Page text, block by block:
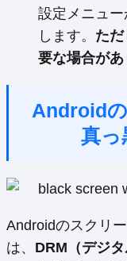
設定メニュ
します。 た
要な場合が
Android
真っ
Androidのスクリ
は、 DRM（デジタ